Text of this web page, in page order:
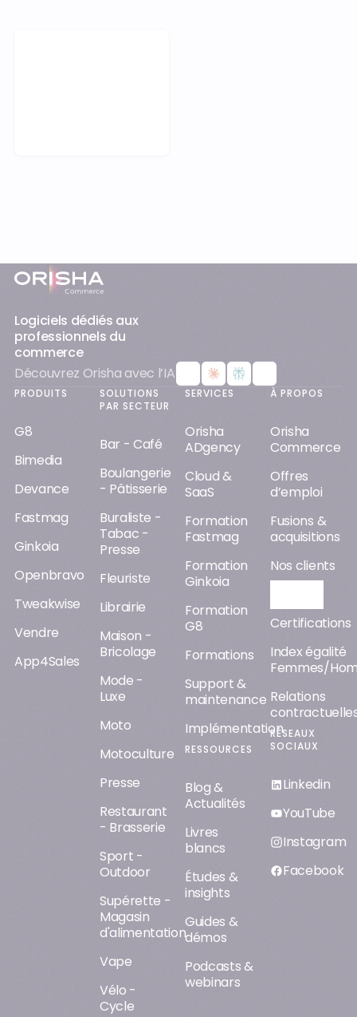
Pied-de-page
Logiciels dédiés aux
professionnels du
commerce
Découvrez Orisha avec l’IA
PRODUITS
G8
Bimedia
Devance
Fastmag
Ginkoia
Openbravo
Tweakwise
Vendre
App4Sales
SOLUTIONS
PAR SECTEUR
Bar - Café
Boulangerie
- Pâtisserie
Buraliste -
Tabac -
Presse
Fleuriste
Librairie
Maison -
Bricolage
Mode -
Luxe
Moto
Motoculture
Presse
Restaurant
- Brasserie
Sport -
Outdoor
Supérette -
Magasin
d'alimentation
Vape
Vélo -
Cycle
SERVICES
Orisha
ADgency
Cloud &
SaaS
Formation
Fastmag
Formation
Ginkoia
Formation
G8
Formations
Support &
maintenance
Implémentation
RESSOURCES
Blog &
Actualités
Livres
blancs
Études &
insights
Guides &
démos
Podcasts &
webinars
À PROPOS
Orisha
Commerce
Offres
d’emploi
Fusions &
acquisitions
Nos clients
Certifications
Index égalité
Femmes/
Relations
RÉSEAUX
SOCIAUX
Linkedin
YouTube
Instagram
Facebook